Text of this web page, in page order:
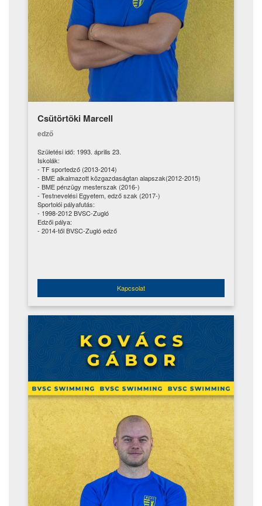
Csütörtöki Marcell
edző
Születési idő: 1993. április 23.
Iskolák:
- TF sportedző (2013-2014)
- BME alkalmazott közgazdaságtan alapszak(2012-2015)
- BME pénzügy mesterszak (2016-)
- Testnevelési Egyetem, edző szak (2017-)
Sportolói pályafutás:
- 1998-2012 BVSC-Zugló
Edzői pálya:
- 2014-től BVSC-Zugló edző
Kapcsolat